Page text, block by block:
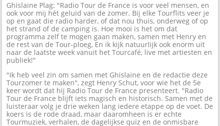
Ghislaine Plag: "Radio Tour de France is voor veel mensen, en
ook voor mij hét geluid van de zomer. Bij elke Tourflits veer je
op en gaat die radio harder, of dat nou thuis, onderweg of op
het strand of de camping is. Hoe mooi is het om dat
programma zelf te mogen gaan maken, samen met Henry en
de rest van de Tour-ploeg, En ik kijk natuurlijk ook enorm uit
naar de laatste week vanuit het Tourcafé, live met artiesten en
publiek!"
"Ik heb veel zin om samen met Ghislaine en de redactie deze
Tourzomer te maken", zegt Henry Schut, voor wie het de 5e
keer wordt dat hij Radio Tour de France presenteert. "Radio
Tour de France blijft iets magisch en historisch. Samen met de
luisteraar volg je drie weken lang iedere etappe op de voet. De
koers is de rode draad, maar daaromheen is er echte
Tourmuziek, verhalen, de dagelijkse quiz en de onmisbare